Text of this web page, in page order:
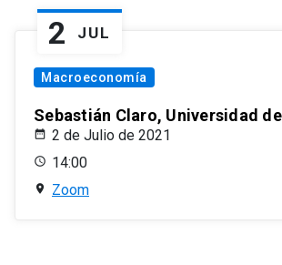
2 JUL
Macroeconomía
Sebastián Claro, Universidad
2 de Julio de 2021
14:00
Zoom